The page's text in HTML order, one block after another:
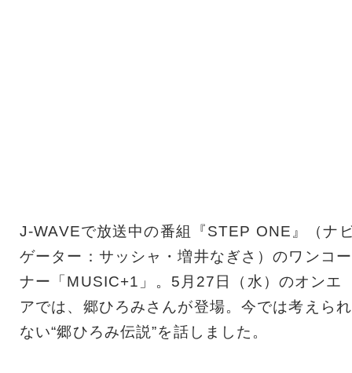
J-WAVEで放送中の番組『STEP ONE』（ナ
ゲーター：サッシャ・増井なぎさ）のワンコー
ナー「MUSIC+1」。5月27日（水）のオンエ
アでは、郷ひろみさんが登場。今では考えられ
ない“郷ひろみ伝説”を話しました。